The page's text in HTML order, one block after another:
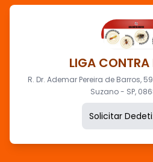
LIGA CONTRA
R. Dr. Ademar Pereira de Barros,
Suzano - SP,
Solicitar